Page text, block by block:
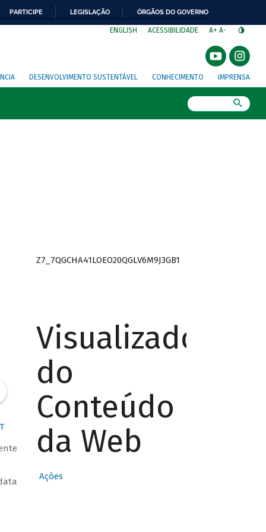
PARTICIPE LEGISLAÇÃO ÓRGÃOS DO GOVERNO
ENGLISH ACESSIBILIDADE A+ A-
DESENVOLVIMENTO SUSTENTÁVEL CONHECIMENTO IMPRENSA
Z7_7QGCHA41LOEO20QGLV6M9J3GB1
Visualizador
do
Conteúdo
da Web
Ações